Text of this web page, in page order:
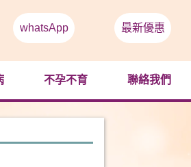
whatsApp 最新優惠
不孕不育 聯絡我們